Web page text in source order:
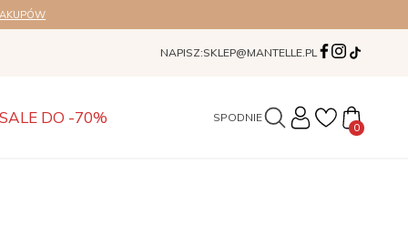
NAPISZ:SKLEP@MANTELLE.PL
SALE DO -70% SUKIENK
0